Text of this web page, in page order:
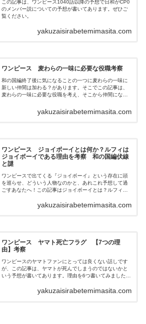
この記事は、ワンピース1040話以降の予想で日和がCP0
のメンバー説についての予想が書いてあります。ぜひご
覧ください。
yakuzaisirabetemimasita.com
ワンピース 麦わらの一味に必要な役職考察
和の国編終了後に気になることの一つに麦わらの一味に
新しい仲間は加わる？があります。そこでこの記事は、
麦わらの一味に必要な役職を考え、そこから仲間になる
yakuzaisirabetemimasita.com
ワンピース ジョイボーイとは何か？ルフィは
ジョイボーイである理由を考察 和の国編伏線
と謎
ワンピースで出てくる『ジョイボーイ』という存在に頭
を巡らせ、どういう人物なのかと、あれこれ予想して過
ごすあなたへ！この記事はジョイボーイとは？ルフィは
yakuzaisirabetemimasita.com
ワンピース ヤマト死亡フラグ 【7つの理
由】考察
ワンピースのヤマトファンにとっては良くない話しです
が、この記事は、ヤマトが死んでしまうのではないかと
いう予想が書いてあります。理由を6つ書いてみました。
yakuzaisirabetemimasita.com